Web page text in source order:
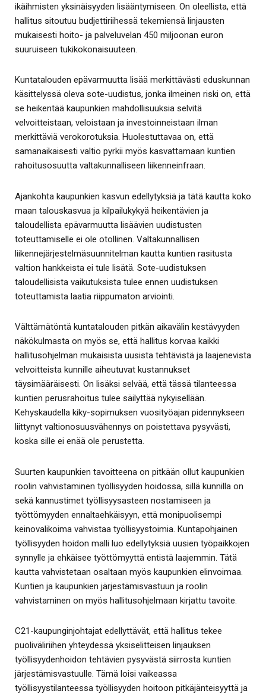
ikäihmisten yksinäisyyden lisääntymiseen. On oleellista, että
hallitus sitoutuu budjettiriihessä tekemiensä linjausten
mukaisesti hoito- ja palveluvelan 450 miljoonan euron
suuruiseen tukikokonaisuuteen.
Kuntatalouden epävarmuutta lisää merkittävästi eduskunnan
käsittelyssä oleva sote-uudistus, jonka ilmeinen riski on, että
se heikentää kaupunkien mahdollisuuksia selvitä
velvoitteistaan, veloistaan ja investoinneistaan ilman
merkittäviä verokorotuksia. Huolestuttavaa on, että
samanaikaisesti valtio pyrkii myös kasvattamaan kuntien
rahoitusosuutta valtakunnalliseen liikenneinfraan.
Ajankohta kaupunkien kasvun edellytyksiä ja tätä kautta koko
maan talouskasvua ja kilpailukykyä heikentävien ja
taloudellista epävarmuutta lisäävien uudistusten
toteuttamiselle ei ole otollinen. Valtakunnallisen
liikennejärjestelmäsuunnitelman kautta kuntien rasitusta
valtion hankkeista ei tule lisätä. Sote-uudistuksen
taloudellisista vaikutuksista tulee ennen uudistuksen
toteuttamista laatia riippumaton arviointi.
Välttämätöntä kuntatalouden pitkän aikavälin kestävyyden
näkökulmasta on myös se, että hallitus korvaa kaikki
hallitusohjelman mukaisista uusista tehtävistä ja laajenevista
velvoitteista kunnille aiheutuvat kustannukset
täysimääräisesti. On lisäksi selvää, että tässä tilanteessa
kuntien perusrahoitus tulee säilyttää nykyisellään.
Kehyskaudella kiky-sopimuksen vuosityöajan pidennykseen
liittynyt valtionosuusvähennys on poistettava pysyvästi,
koska sille ei enää ole perustetta.
Suurten kaupunkien tavoitteena on pitkään ollut kaupunkien
roolin vahvistaminen työllisyyden hoidossa, sillä kunnilla on
sekä kannustimet työllisyysasteen nostamiseen ja
työttömyyden ennaltaehkäisyyn, että monipuolisempi
keinovalikoima vahvistaa työllisyystoimia. Kuntapohjainen
työllisyyden hoidon malli luo edellytyksiä uusien työpaikkojen
synnylle ja ehkäisee työttömyyttä entistä laajemmin. Tätä
kautta vahvistetaan osaltaan myös kaupunkien elinvoimaa.
Kuntien ja kaupunkien järjestämisvastuun ja roolin
vahvistaminen on myös hallitusohjelmaan kirjattu tavoite.
C21-kaupunginjohtajat edellyttävät, että hallitus tekee
puoliväliriihen yhteydessä yksiselitteisen linjauksen
työllisyydenhoidon tehtävien pysyvästä siirrosta kuntien
järjestämisvastuulle. Tämä loisi vaikeassa
työllisyystilanteessa työllisyyden hoitoon pitkäjänteisyyttä ja